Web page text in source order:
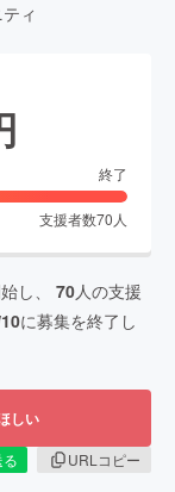
ィ
終了
支援者数70 人
し、 70人の支援
に募集を終了し
しい
URLコピー